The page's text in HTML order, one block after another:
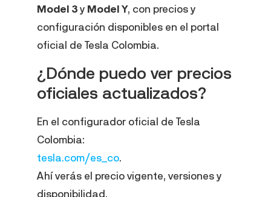
Model 3y Model Y, con precios y
configuración disponibles en el portal
oficial de Tesla Colombia.
¿Dónde puedo ver precios
oficiales actualizados?
En el configurador oficial de Tesla
Colombia:
tesla.com/es_co.
Ahí verás el precio vigente, versiones y
disponibilidad.